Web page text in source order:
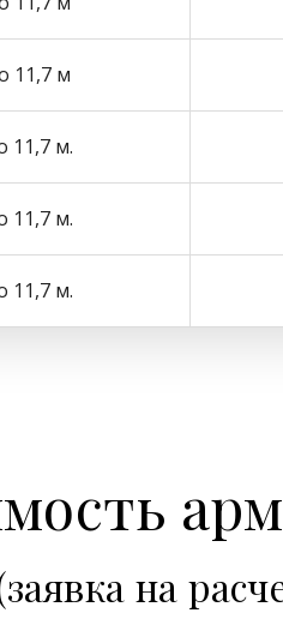
11,7 м
11,7 м.
11,7 м.
11,7 м.
на